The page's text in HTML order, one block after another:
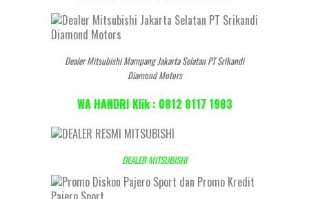
Dealer Mitsubishi Mampang Jakarta Selatan PT Srikandi
Diamond Motors
WA HANDRI Klik : 0812 8117 1983
DEALER MITSUBISHI